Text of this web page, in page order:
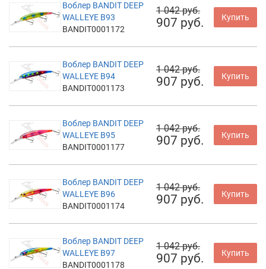
Воблер BANDIT DEEP
WALLEYE B93
BANDIT0001172
1 042 руб.
907 руб. Купить
Воблер BANDIT DEEP
WALLEYE B94
BANDIT0001173
1 042 руб.
907 руб. Купить
Воблер BANDIT DEEP
WALLEYE B95
BANDIT0001177
1 042 руб.
907 руб. Купить
Воблер BANDIT DEEP
WALLEYE B96
BANDIT0001174
1 042 руб.
907 руб. Купить
Воблер BANDIT DEEP
WALLEYE B97
BANDIT0001178
1 042 руб.
907 руб. Купить